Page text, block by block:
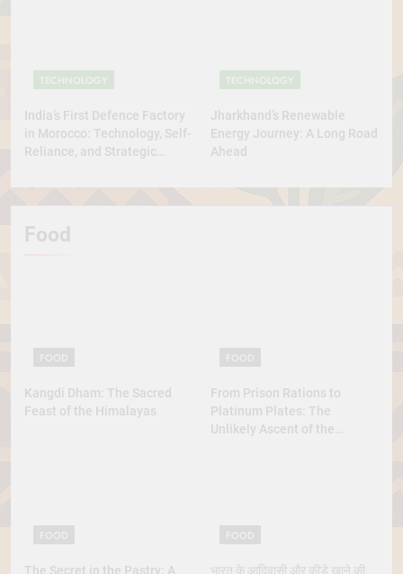
TECHNOLOGY
India’s First Defence Factory
in Morocco: Technology, Self-
Reliance, and Strategic
TECHNOLOGY
Jharkhand’s Renewable
Energy Journey: A Long Road
Ahead
Food
Kangdi Dham: The Sacred
Feast of the Himalayas
From Prison Rations to
Platinum Plates: The
Unlikely Ascent of the
The Secret in the Pastry: A
भारत के आदिवासी और कीड़े खाने की